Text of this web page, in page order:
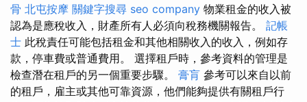
骨 北屯按摩 關鍵字搜尋 seo company 物業租金的收入被
認為是應稅收入，財產所有人必須向稅務機關報告。 記帳
士 此稅責任可能包括租金和其他相關收入的收入，例如存
款，停車費或普通費用。 選擇租戶時，參考資料的管理是
檢查潛在租戶的另一個重要步驟。 膏肓 參考可以來自以前
的租戶，雇主或其他可靠資源，他們能夠提供有關租戶行